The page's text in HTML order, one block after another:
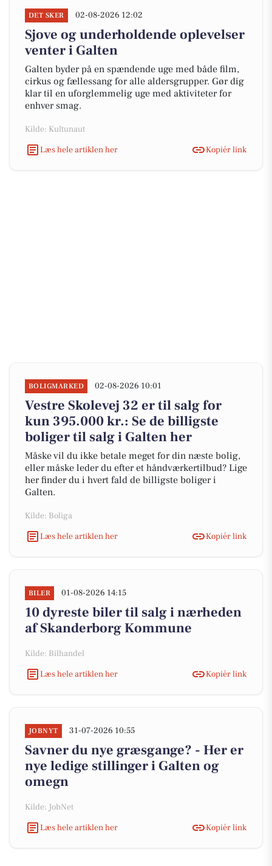
DET SKER 02-08-2026 12:02
Sjove og underholdende oplevelser
venter i Galten
Galten byder på en spændende uge med både film,
cirkus og fællessang for alle aldersgrupper. Gør dig
klar til en uforglemmelig uge med aktiviteter for
enhver smag.
Kilde: Kultunaut
Læs hele artiklen her
Kopiér link
BOLIGMARKED 02-08-2026 10:01
Vestre Skolevej 32 er til salg for
kun 395.000 kr.: Se de billigste
boliger til salg i Galten her
Måske vil du ikke betale meget for din næste bolig,
eller måske leder du efter et håndværkertilbud? Lige
her finder du i hvert fald de billigste boliger i
Galten.
Kilde: Boliga
Læs hele artiklen her
Kopiér link
BILER 01-08-2026 14:15
10 dyreste biler til salg i nærheden
af Skanderborg Kommune
Kilde: Bilhandel
Læs hele artiklen her
Kopiér link
JOBNYT 31-07-2026 10:55
Savner du nye græsgange? - Her er
nye ledige stillinger i Galten og
omegn
Kilde: JobNet
Læs hele artiklen her
Kopiér link